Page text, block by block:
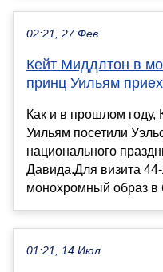
02:21, 27 Фев
Кейт Миддлтон в
принц Уильям
Как и в прошлом году,
Уильям посетили
национального
Давида.Для визита
монохромный образ в
01:21, 14 Июл